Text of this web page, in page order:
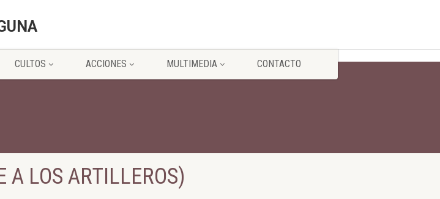
CULTOS ACCIONES MULTIMEDIA CONTACTO
A LOS ARTILLEROS)